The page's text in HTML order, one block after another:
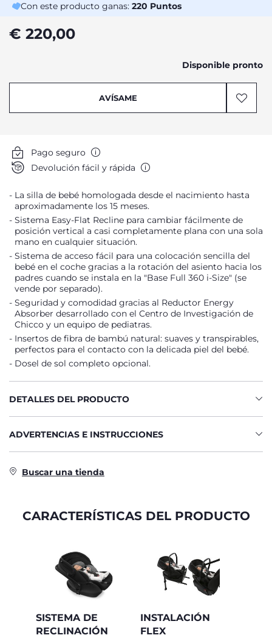
Con este producto ganas: 220 Puntos
€ 220,00
Disponible pronto
AVÍSAME
Pago seguro
Devolución fácil y rápida
La silla de bebé homologada desde el nacimiento hasta
aproximadamente los 15 meses.
Sistema Easy-Flat Recline para cambiar fácilmente de
posición vertical a casi completamente plana con una sola
mano en cualquier situación.
Sistema de acceso fácil para una colocación sencilla del
bebé en el coche gracias a la rotación del asiento hacia los
padres cuando se instala en la "Base Full 360 i-Size" (se
vende por separado).
Seguridad y comodidad gracias al Reductor Energy
Absorber desarrollado con el Centro de Investigación de
Chicco y un equipo de pediatras.
Insertos de fibra de bambú natural: suaves y transpirables,
perfectos para el contacto con la delicada piel del bebé.
Dosel de sol completo opcional.
DETALLES DEL PRODUCTO
ADVERTENCIAS E INSTRUCCIONES
Buscar una tienda
CARACTERÍSTICAS DEL PRODUCTO
SISTEMA DE
RECLINACIÓN
INSTALACIÓN
FLEX